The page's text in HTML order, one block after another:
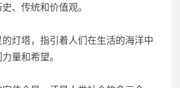
、传统和价值观。
灯塔，指引着人们在生活的海洋中
量和希望。